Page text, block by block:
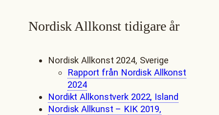
Nordisk Allkonst tidigare år
Nordisk Allkonst 2024, Sverige
Rapport från Nordisk Allkonst
2024
Nordikt Allkonstverk 2022, Island
Nordisk Allkunst – KIK 2019,